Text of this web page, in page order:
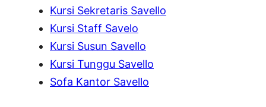
Kursi Sekretaris Savello
Kursi Staff Savelo
Kursi Susun Savello
Kursi Tunggu Savello
Sofa Kantor Savello